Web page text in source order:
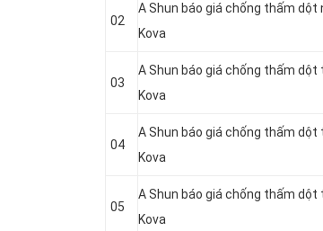
02
A Shun báo giá chống thấm
Kova
03
A Shun báo giá chống thấm
Kova
04
A Shun báo giá chống thấm
Kova
05
A Shun báo giá chống thấm
Kova